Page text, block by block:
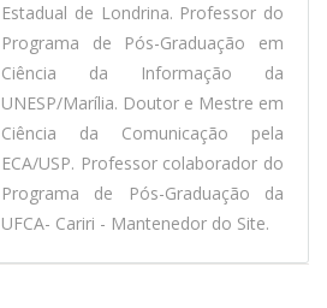
Estadual de Londrina. Professor do
Programa de Pós-Graduação em
Ciência da Informação da
UNESP/Marília. Doutor e Mestre em
Ciência da Comunicação pela
ECA/USP. Professor colaborador do
Programa de Pós-Graduação da
UFCA- Cariri - Mantenedor do Site.